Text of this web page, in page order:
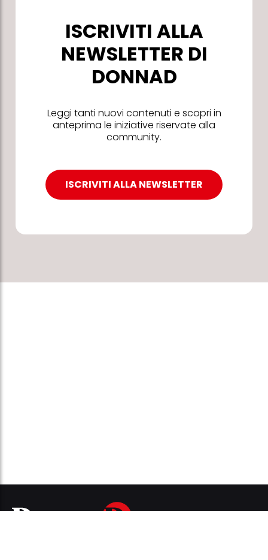
ISCRIVITI ALLA
NEWSLETTER DI
DONNAD
Leggi tanti nuovi contenuti e scopri in
anteprima le iniziative riservate alla
community.
ISCRIVITI ALLA NEWSLETTER